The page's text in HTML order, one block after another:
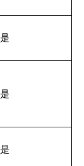
是
是
是